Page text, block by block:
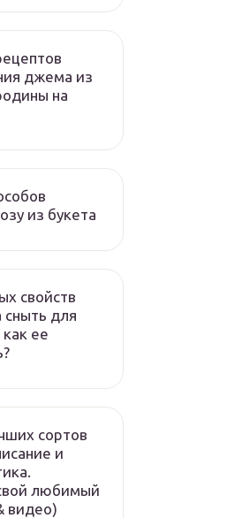
джема из
на
из букета
свойств
сныть для
ее
сортов
и
любимый
видео)